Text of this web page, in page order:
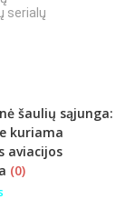
serialų
šaulių sąjunga:
kuriama
aviacijos
(0)